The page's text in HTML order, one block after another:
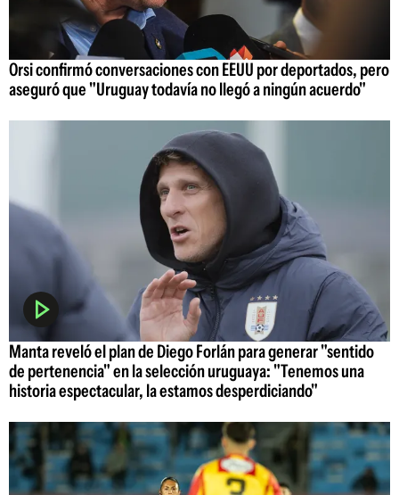
Orsi confirmó conversaciones con EEUU por deportados, pero
aseguró que "Uruguay todavía no llegó a ningún acuerdo"
Manta reveló el plan de Diego Forlán para generar "sentido
de pertenencia" en la selección uruguaya: "Tenemos una
historia espectacular, la estamos desperdiciando"